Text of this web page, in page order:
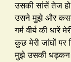
उसकी सांसें तेज
उसने मुझे और
गर्म वीर्य की
कुछ मेरी जांघों पर
मुझे उसकी धड़कन